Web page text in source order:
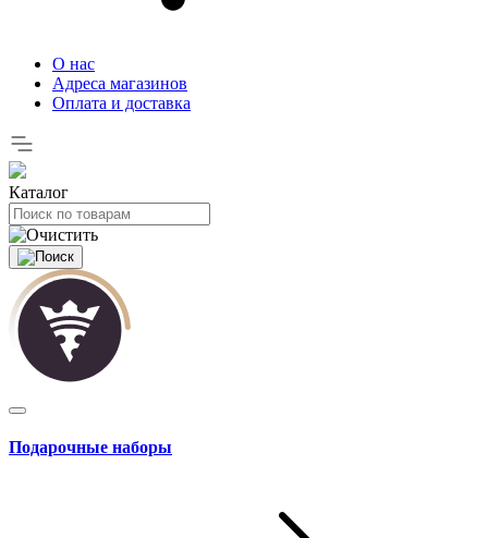
О нас
Адреса магазинов
Оплата и доставка
Каталог
Подарочные наборы